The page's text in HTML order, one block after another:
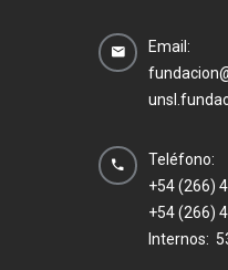
Email:
Teléfono:
+54 (266)
+54 (266)
Internos: